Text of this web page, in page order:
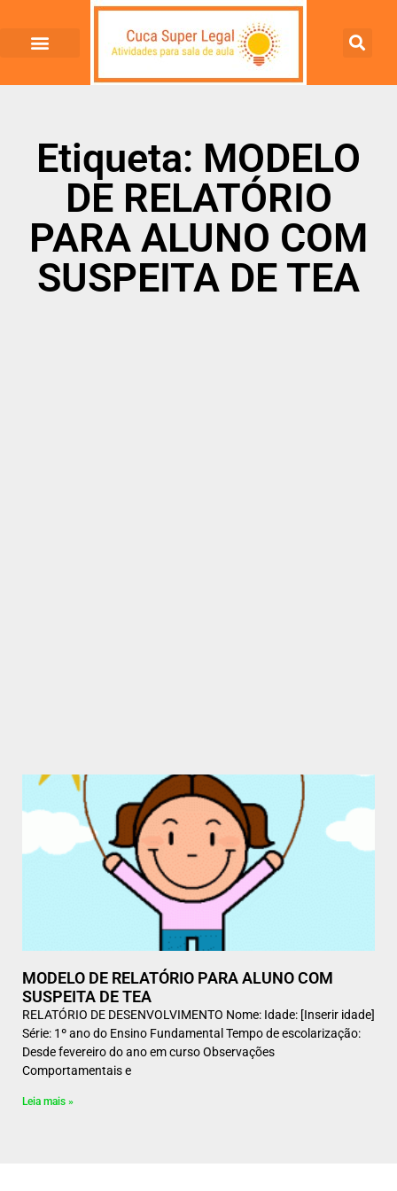
Etiqueta: MODELO
DE RELATÓRIO
PARA ALUNO COM
SUSPEITA DE TEA
MODELO DE RELATÓRIO PARA ALUNO COM
SUSPEITA DE TEA
RELATÓRIO DE DESENVOLVIMENTO Nome: Idade: [Inserir idade]
Série: 1º ano do Ensino Fundamental Tempo de escolarização:
Desde fevereiro do ano em curso Observações
Comportamentais e
Leia mais »